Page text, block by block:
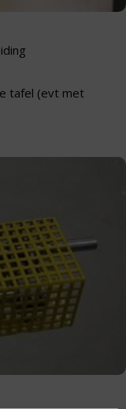
tafel (evt met